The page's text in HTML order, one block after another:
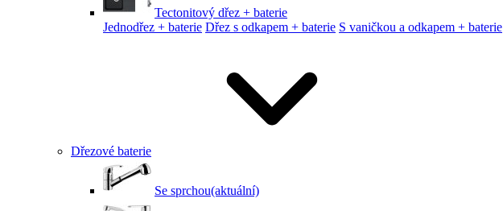
Tectonitový dřez + baterie
Jednodřez + baterie Dřez s odkapem + baterie S vaničkou a odkapem + baterie
Dřezové baterie
Se sprchou(aktuální)